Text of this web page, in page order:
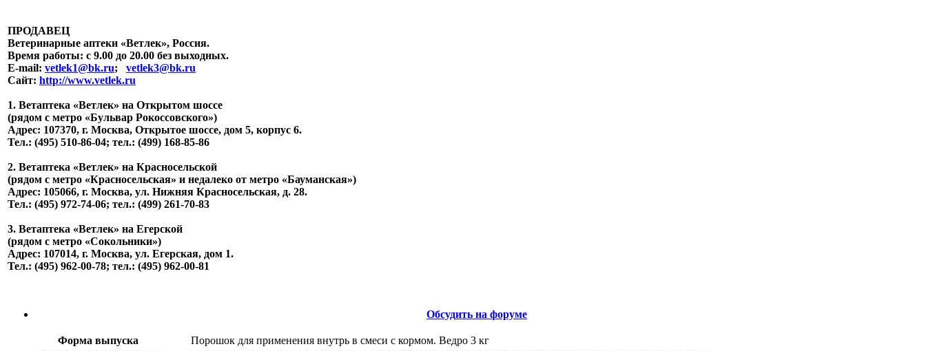
ПРОДАВЕЦ
Ветеринарные аптеки «Ветлек», Россия.
Время работы: с 9.00 до 20.00 без выходных.
E-mail: vetlek1@bk.ru; vetlek3@bk.ru
Сайт: http://www.vetlek.ru
1. Ветаптека «Ветлек» на Открытом шоссе
(рядом с метро «Бульвар Рокоссовского»)
Адрес: 107370, г. Москва, Открытое шоссе, дом 5, корпус 6.
Тел.: (495) 510-86-04; тел.: (499) 168-85-86
2. Ветаптека «Ветлек» на Красносельской
(рядом с метро «Красносельская» и недалеко от метро «Бауманская»)
Адрес: 105066, г. Москва, ул. Нижняя Красносельская, д. 28.
Тел.: (495) 972-74-06; тел.: (499) 261-70-83
3. Ветаптека «Ветлек» на Егерской
(рядом с метро «Сокольники»)
Адрес: 107014, г. Москва, ул. Егерская, дом 1.
Тел.: (495) 962-00-78; тел.: (495) 962-00-81
Обсудить на форуме
Форма выпуска
Порошок для применения внутрь в смеси с кормом. Ведро 3 кг